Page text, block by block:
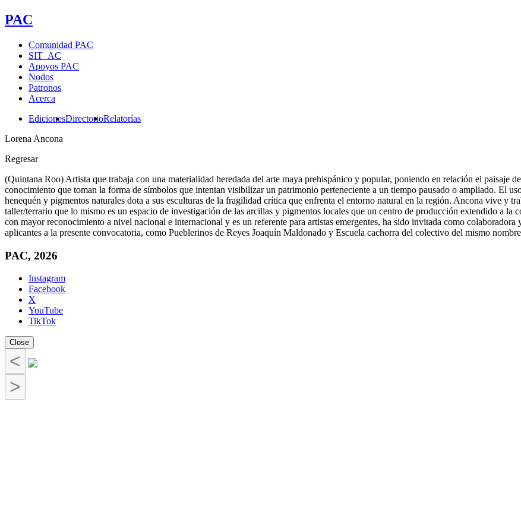
PAC
Comunidad PAC
SIT_AC
Apoyos PAC
Nodos
Patronos
Acerca
EdicionesDirectorioRelatorías
Lorena Ancona
Regresar
(Quintana Roo) Artista que trabaja con una materialidad heredada del arte maya prehispánico y popular, poniendo en relación el paisaje
conocimiento que toman la forma de símbolos que intentan visibilizar un patrimonio perteneciente a un tiempo pausado o ampliado. El
henequén y pigmentos naturales dota a sus esculturas de la fragilidad crítica que enfrenta el entorno natural en la región. Ancona vive y
taller/terrario que lo mismo es un espacio de investigación de las arcillas y pigmentos locales que un centro de producción extendido a la
con mayor reconocimiento a nivel nacional e internacional y es un referente para artistas emergentes, ha sido invitada como
aplicantes a la presente convocatoria, como Pueblerinos de Reyes Joaquín Maldonado y Escuela cachorra del colectivo del mismo
PAC, 2026
Instagram
Facebook
X
YouTube
TikTok
Close
<
>